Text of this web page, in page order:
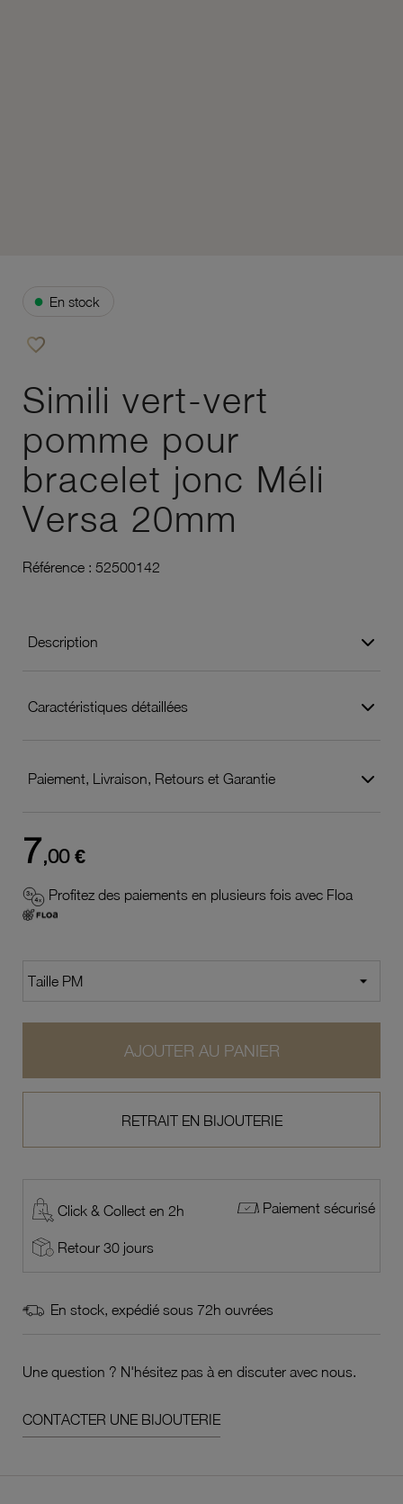
● En stock
favorite_border
Simili vert-vert
pomme pour
bracelet jonc Méli
Versa 20mm
Référence : 52500142
Description
Caractéristiques détaillées
Paiement, Livraison, Retours et Garantie
7,00 €
Profitez des paiements en plusieurs fois avec Floa
AJOUTER AU PANIER
RETRAIT EN BIJOUTERIE
Click & Collect en 2h Paiement sécurisé
Retour 30 jours
En stock, expédié sous 72h ouvrées
Une question ? N'hésitez pas à en discuter avec nous.
CONTACTER UNE BIJOUTERIE